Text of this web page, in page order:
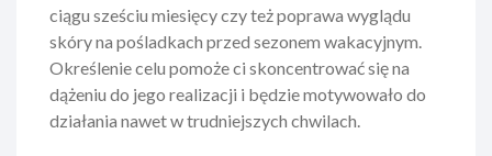
ciągu sześciu miesięcy czy też poprawa wyglądu
skóry na pośladkach przed sezonem wakacyjnym.
Określenie celu pomoże ci skoncentrować się na
dążeniu do jego realizacji i będzie motywowało do
działania nawet w trudniejszych chwilach.